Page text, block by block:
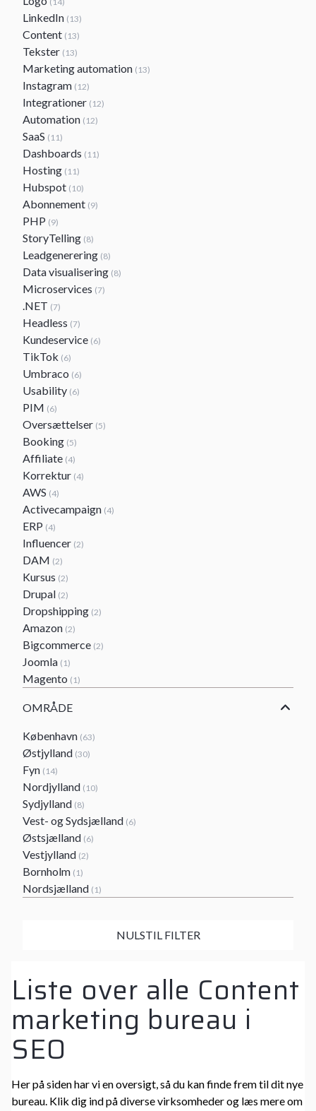
LinkedIn (13)
Content (13)
Tekster (13)
Marketing automation (13)
Instagram (12)
Integrationer (12)
Automation (12)
SaaS (11)
Dashboards (11)
Hosting (11)
Hubspot (10)
Abonnement (9)
PHP (9)
StoryTelling (8)
Leadgenerering (8)
Data visualisering (8)
Microservices (7)
.NET (7)
Headless (7)
Kundeservice (6)
TikTok (6)
Umbraco (6)
Usability (6)
PIM (6)
Oversættelser (5)
Booking (5)
Affiliate (4)
Korrektur (4)
AWS (4)
Activecampaign (4)
ERP (4)
Influencer (2)
DAM (2)
Kursus (2)
Drupal (2)
Dropshipping (2)
Amazon (2)
Bigcommerce (2)
Joomla (1)
Magento (1)
OMRÅDE
København (63)
Østjylland (30)
Fyn (14)
Nordjylland (10)
Sydjylland (8)
Vest- og Sydsjælland (6)
Østsjælland (6)
Vestjylland (2)
Bornholm (1)
Nordsjælland (1)
NULSTIL FILTER
Liste over alle Content
marketing bureau i
SEO
Her på siden har vi en oversigt, så du kan finde frem til dit nye
bureau. Klik dig ind på diverse virksomheder og læs mere om